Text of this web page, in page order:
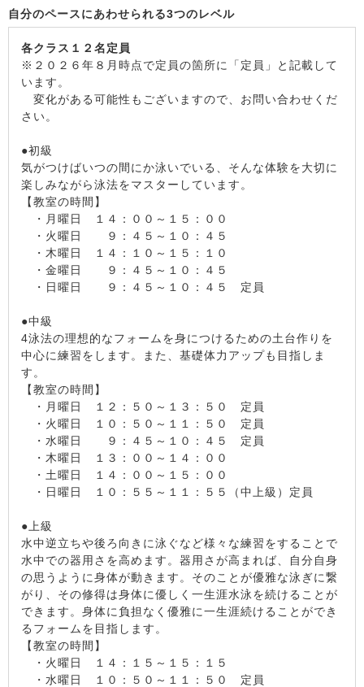
自分のペースにあわせられる3つのレベル
各クラス１２名定員
※２０２６年８月時点で定員の箇所に「定員」と記載して
います。
変化がある可能性もございますので、お問い合わせくだ
さい。
●初級
気がつけばいつの間にか泳いでいる、そんな体験を大切に
楽しみながら泳法をマスターしています。
【教室の時間】
・月曜日 １４：００～１５：００
・火曜日 ９：４５～１０：４５
・木曜日 １４：１０～１５：１０
・金曜日 ９：４５～１０：４５
・日曜日 ９：４５～１０：４５ 定員
●中級
4泳法の理想的なフォームを身につけるための土台作りを
中心に練習をします。また、基礎体力アップも目指しま
す。
【教室の時間】
・月曜日 １２：５０～１３：５０ 定員
・火曜日 １０：５０～１１：５０ 定員
・水曜日 ９：４５～１０：４５ 定員
・木曜日 １３：００～１４：００
・土曜日 １４：００～１５：００
・日曜日 １０：５５～１１：５５（中上級）定員
●上級
水中逆立ちや後ろ向きに泳ぐなど様々な練習をすることで
水中での器用さを高めます。器用さが高まれば、自分自身
の思うように身体が動きます。そのことが優雅な泳ぎに繋
がり、その修得は身体に優しく一生涯水泳を続けることが
できます。身体に負担なく優雅に一生涯続けることができ
るフォームを目指します。
【教室の時間】
・火曜日 １４：１５～１５：１５
・水曜日 １０：５０～１１：５０ 定員